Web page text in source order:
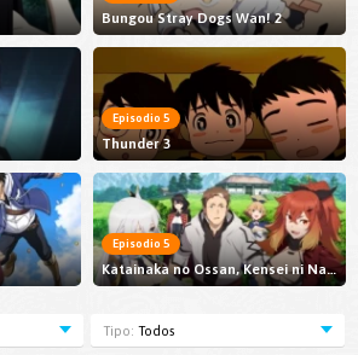
Bungou Stray Dogs Wan! 2
Episodio 5
Thunder 3
Episodio 5
Katainaka no Ossan, Kensei ni Naru II
Tipo: Todos